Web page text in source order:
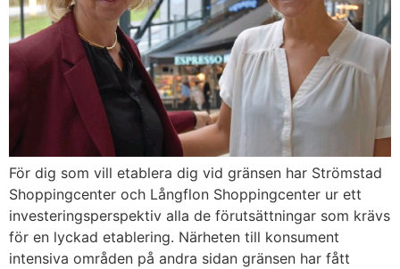
För dig som vill etablera dig vid gränsen har Strömstad
Shoppingcenter och Långflon Shoppingcenter ur ett
investeringsperspektiv alla de förutsättningar som krävs
för en lyckad etablering. Närheten till konsument
intensiva områden på andra sidan gränsen har fått